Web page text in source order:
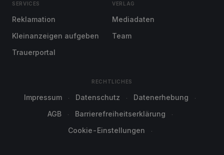
SERVICES
Reklamation
Kleinanzeigen aufgeben
Trauerportal
VERLAG
Mediadaten
Team
RECHTLICHES
Impressum Datenschutz
Datenerhebung
AGB
Barrierefreiheitserklärung
Cookie-Einstellungen